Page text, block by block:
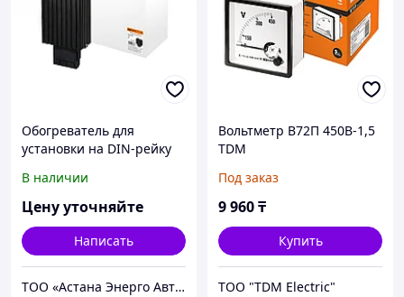
Обогреватель для
установки на DIN-рейку
В наличии
Цену уточняйте
Написать
ТОО «Астана Энерго Автоматика»
Вольтметр В72П 450В-1,5
TDM
Под заказ
9 960₸
Купить
ТОО "TDM Electric"